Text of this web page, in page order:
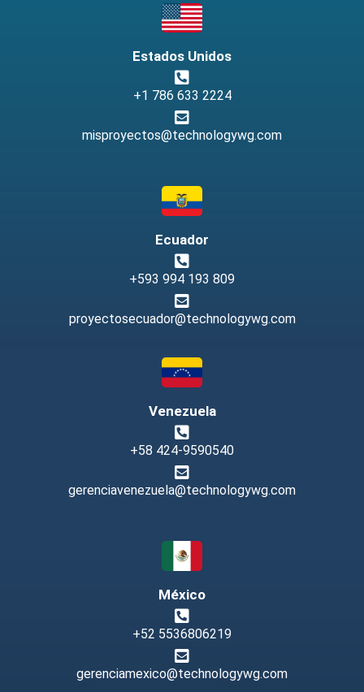
Estados Unidos
+1 786 633 2224
misproyectos@technologywg.com
Ecuador
+593 994 193 809
proyectosecuador@technologywg.com
Venezuela
+58 424-9590540
gerenciavenezuela@technologywg.com
México
+52 5536806219
gerenciamexico@technologywg.com